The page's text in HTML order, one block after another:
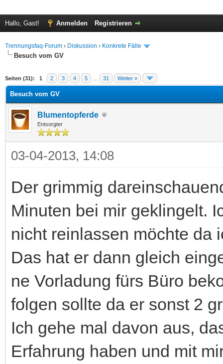
Hallo, Gast! Anmelden Registrieren
Trennungsfaq-Forum › Diskussion › Konkrete Fälle
Besuch vom GV
Seiten (31): 1 2 3 4 5 31 Weiter »
Durchschnitt
Besuch vom GV
Blumentopferde
Entsorgter
03-04-2013, 14:08
Der grimmig
Minuten bei mir geklingelt.
nicht reinlassen möchte da
Das hat er dann gleich
ne Vorladung fürs Büro
folgen sollte da er sonst 2
Ich gehe mal davon aus,
Erfahrung haben und mit